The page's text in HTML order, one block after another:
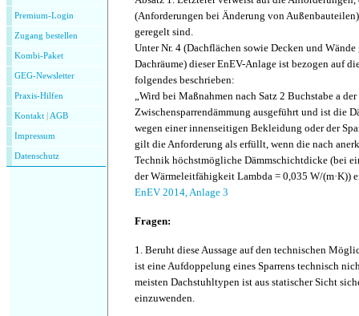
Premium-Login
Zugang bestellen
Kombi-Paket
GEG-Newsletter
Praxis-Hilfen
Kontakt AGB
Impressum
Datenschutz
(Anforderungen bei Änderung von
geregelt sind.
Unter Nr. 4 (Dachflächen sowie Decken und
Dachräume) dieser EnEV-Anlage ist bezogen auf
folgendes beschrieben:
„Wird bei Maßnahmen nach Satz 2 Buchstabe a
Zwischensparrendämmung ausgeführt und ist die
wegen einer innenseitigen Bekleidung oder der
gilt die Anforderung als erfüllt, wenn die nach
Technik höchstmögliche Dämmschichtdicke (bei
der Wärmeleitfähigkeit Lambda = 0,035 W/(m·K))
EnEV 2014, Anlage 3
Fragen:
1. Beruht diese Aussage auf den technischen
ist eine Aufdoppelung eines Sparrens technisch
meisten Dachstuhltypen ist aus statischer Sicht
einzuwenden.